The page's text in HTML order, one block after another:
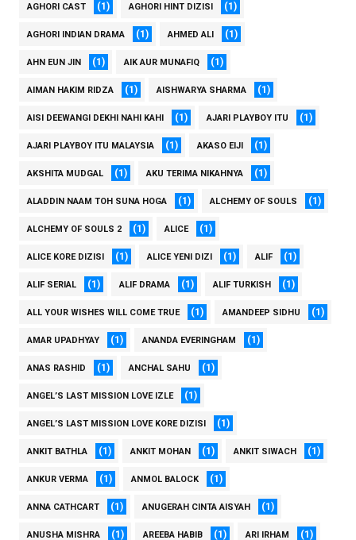
AGHORI CAST (1) AGHORI HINT DIZISI (1)
AGHORI INDIAN DRAMA (1) AHMED ALI (1)
AHN EUN JIN (1) AIK AUR MUNAFIQ (1)
AIMAN HAKIM RIDZA (1) AISHWARYA SHARMA (1)
AISI DEEWANGI DEKHI NAHI KAHI (1) AJARI PLAYBOY ITU (1)
AJARI PLAYBOY ITU MALAYSIA (1) AKASO EIJI (1)
AKSHITA MUDGAL (1) AKU TERIMA NIKAHNYA (1)
ALADDIN NAAM TOH SUNA HOGA (1) ALCHEMY OF SOULS (1)
ALCHEMY OF SOULS 2 (1) ALICE (1)
ALICE KORE DIZISI (1) ALICE YENI DIZI (1) ALIF (1)
ALIF SERIAL (1) ALIF DRAMA (1) ALIF TURKISH (1)
ALL YOUR WISHES WILL COME TRUE (1) AMANDEEP SIDHU (1)
AMAR UPADHYAY (1) ANANDA EVERINGHAM (1)
ANAS RASHID (1) ANCHAL SAHU (1)
ANGEL’S LAST MISSION LOVE IZLE (1)
ANGEL’S LAST MISSION LOVE KORE DIZISI (1)
ANKIT BATHLA (1) ANKIT MOHAN (1) ANKIT SIWACH (1)
ANKUR VERMA (1) ANMOL BALOCK (1)
ANNA CATHCART (1) ANUGERAH CINTA AISYAH (1)
ANUSHA MISHRA (1) AREEBA HABIB (1) ARI IRHAM (1)